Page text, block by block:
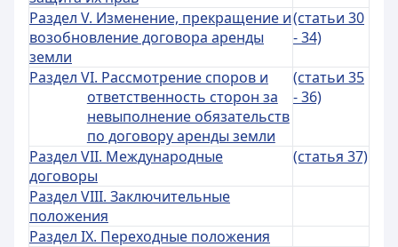
Раздел V. Изменение, прекращение и
возобновление договора аренды
земли
(статьи 30
- 34)
Раздел VI. Рассмотрение споров и
ответственность сторон за
невыполнение обязательств
по договору аренды земли
(статьи 35
- 36)
Раздел VII. Международные
договоры
(статья 37)
Раздел VIII. Заключительные
положения
Раздел IX. Переходные положения